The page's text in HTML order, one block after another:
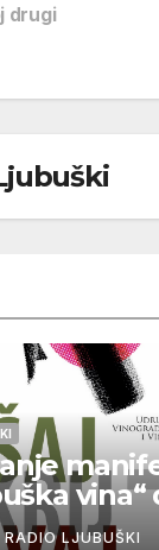
drugi
vina“
RADIO LJUBUŠKI